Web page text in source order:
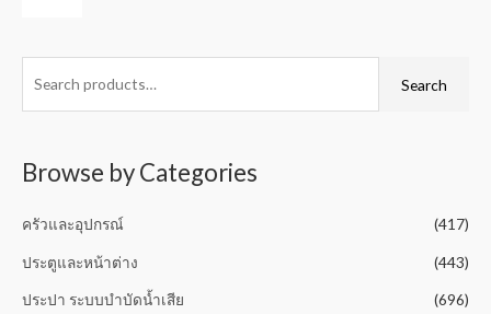
o
5
d
o
Search
Browse by Categories
ครัวและอุปกรณ์ (417)
ประตูและหน้าต่าง (443)
ประปา ระบบบำบัดน้ำเสีย (696)